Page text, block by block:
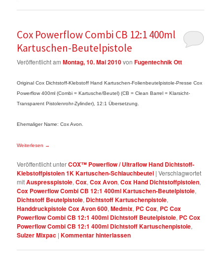
Cox Powerflow Combi CB 12:1 400ml
Kartuschen-Beutelpistole
Veröffentlicht amMontag, 10. Mai 2010vonFugentechnik Ott
Original Cox Dichtstoff-Klebstoff Hand Kartuschen-Folienbeutelpistole-Presse Cox
Powerflow 400ml (Combi = Kartusche/Beutel) (CB = Clean Barrel = Klarsicht-
Transparent Pistolenrohr-Zylinder), 12:1 Übersetzung.
Ehemaliger Name: Cox Avon.
Weiterlesen →
Veröffentlicht unterCOX™ Powerflow / Ultraflow Hand Dichtstoff-
Klebstoffpistolen 1K Kartuschen-Schlauchbeutel |Verschlagwortet
mitAuspresspistole,Cox,Cox Avon,Cox Hand Dichtstoffpistolen,
Cox Powerflow Combi CB 12:1 400ml Kartuschen-Beutelpistole,
Dichtstoff Beutelpistole, Dichtstoff Kartuschenpistole,
Handdruckpistole Cox Avon 600,Medmix, PC Cox, PC Cox
Powerflow Combi CB 12:1 400ml Dichtstoff Beutelpistole, PC Cox
Powerflow Combi CB 12:1 400ml Dichtstoff Kartuschenpistole,
Sulzer Mixpac |Kommentar hinterlassen